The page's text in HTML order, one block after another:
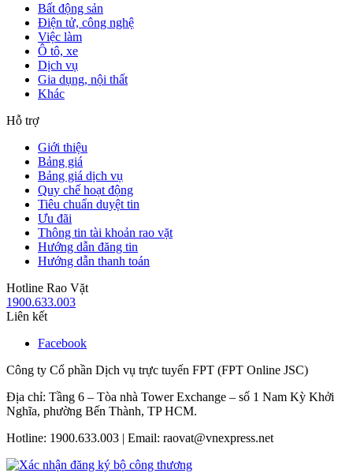
Bất động sản
Điện tử, công nghệ
Việc làm
Ô tô, xe
Dịch vụ
Gia dụng, nội thất
Khác
Hỗ trợ
Giới thiệu
Bảng giá
Bảng giá dịch vụ
Quy chế hoạt động
Tiêu chuẩn duyệt tin
Ưu đãi
Thông tin tài khoản rao vặt
Hướng dẫn đăng tin
Hướng dẫn thanh toán
Hotline Rao Vặt
1900.633.003
Liên kết
Facebook
Công ty Cổ phần Dịch vụ trực tuyến FPT (FPT Online JSC)
Địa chỉ: Tầng 6 – Tòa nhà Tower Exchange – số 1 Nam Kỳ Khởi
Nghĩa, phường Bến Thành, TP HCM.
Hotline: 1900.633.003 | Email: raovat@vnexpress.net